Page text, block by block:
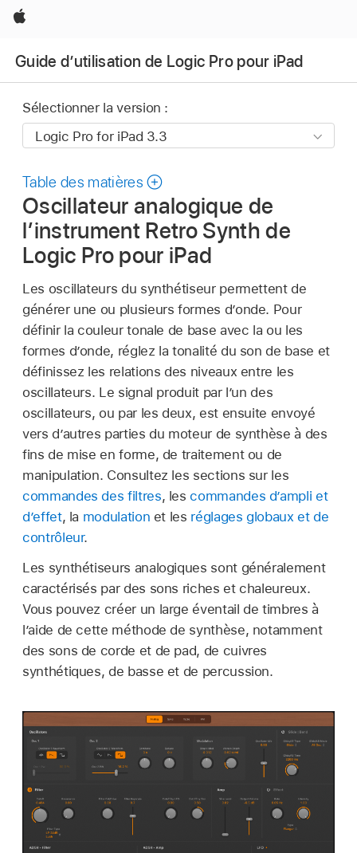
Apple
Guide d’utilisation de Logic Pro pour iPad
Sélectionner la version :
Table des matières
Oscillateur analogique de
l’instrument Retro Synth de
Logic Pro pour iPad
Les oscillateurs du synthétiseur permettent de
générer une ou plusieurs formes d’onde. Pour
définir la couleur tonale de base avec la ou les
formes d’onde, réglez la tonalité du son de base et
définissez les relations des niveaux entre les
oscillateurs. Le signal produit par l’un des
oscillateurs, ou par les deux, est ensuite envoyé
vers d’autres parties du moteur de synthèse à des
fins de mise en forme, de traitement ou de
manipulation. Consultez les sections sur les
commandes des filtres, lescommandes d’ampli et
d’effet, la modulation et les réglages globaux et de
contrôleur.
Les synthétiseurs analogiques sont généralement
caractérisés par des sons riches et chaleureux.
Vous pouvez créer un large éventail de timbres à
l’aide de cette méthode de synthèse, notamment
des sons de corde et de pad, de cuivres
synthétiques, de basse et de percussion.